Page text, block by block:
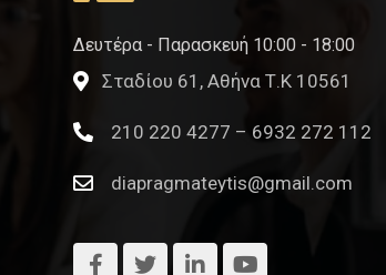
Δευτέρα - Παρασκευή 10:00 - 18:00
Σταδίου 61, Αθήνα Τ.Κ 10561
210 220 4277 – 6932 272 112
diapragmateytis@gmail.com